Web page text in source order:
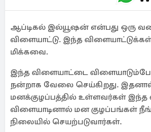
ஆப்டிகல் இல்யூஷன் என்பது ஒரு
விளையாட்டு. இந்த விளையாட்டுக்கள்
மிக்கவை.
இந்த விளையாட்டை
நன்றாக வேலை செய்கிறது.
மனக்குழப்பத்தில் உள்ளவர்கள்
விளையாடினால் மன குழப்பங்கள்
நிலையில் செயற்படுவார்கள்.